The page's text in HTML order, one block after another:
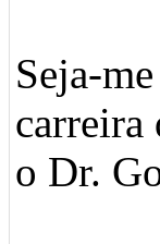
Seja-
carreira
o Dr.